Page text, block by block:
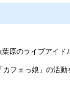
原のライブアイ
フェっ娘」の活動